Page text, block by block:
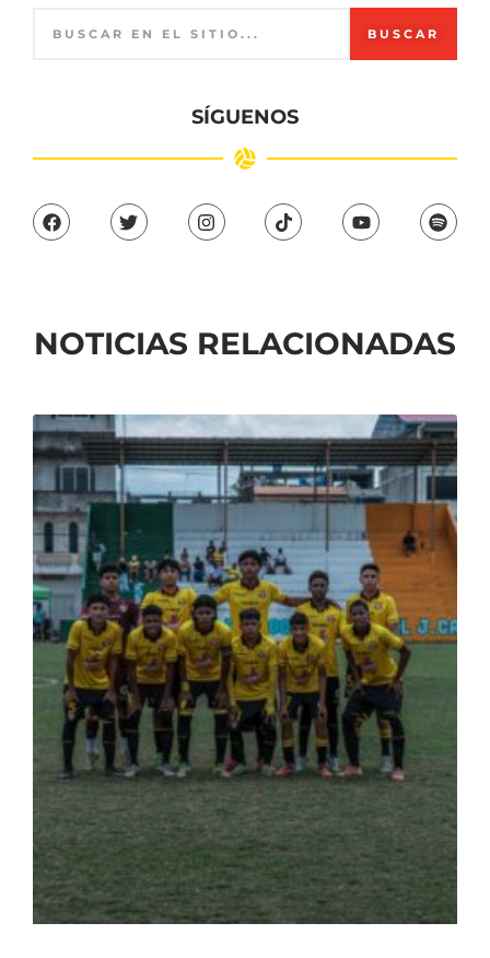
BUSCAR
SÍGUENOS
NOTICIAS RELACIONADAS